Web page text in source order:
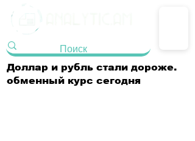
Доллар и рубль стали дороже.
обменный курс сегодня